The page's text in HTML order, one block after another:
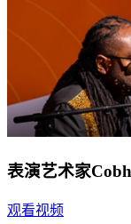
表演艺术家
观看视频